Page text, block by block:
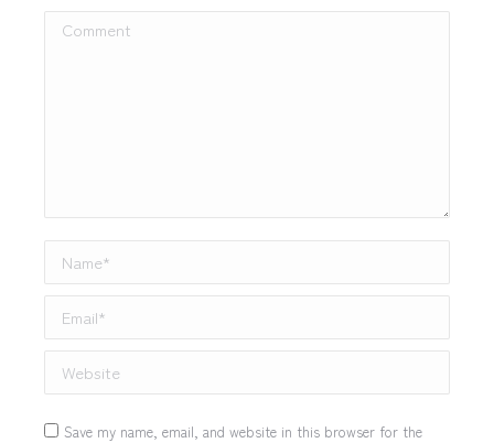
Comment
Name *
Email *
Website
Save my name, email, and website in this browser for the